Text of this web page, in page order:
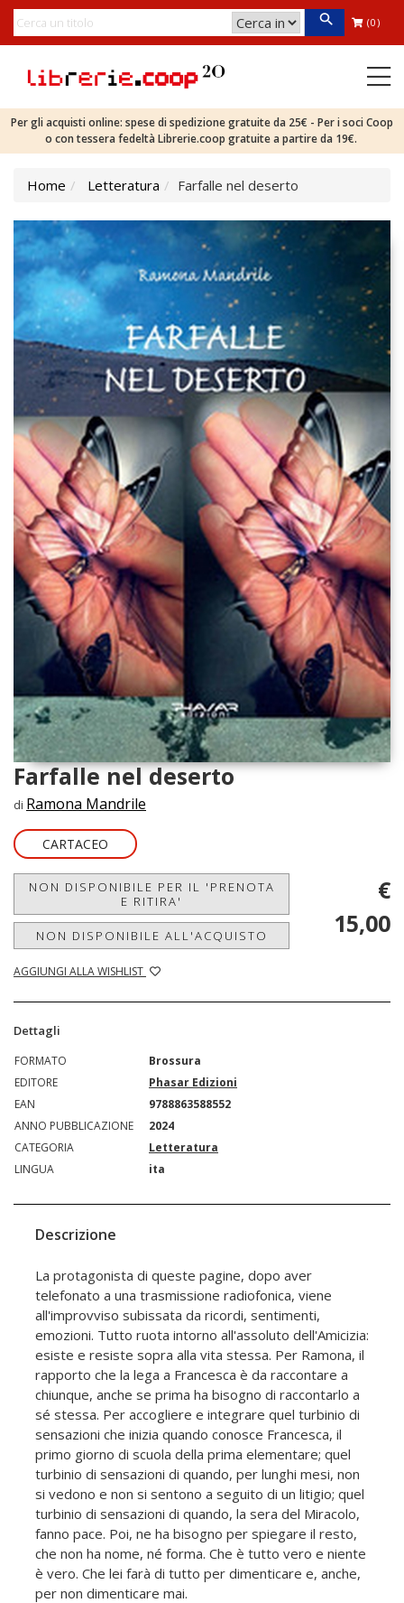
(0)
Per gli acquisti online: spese di spedizione gratuite da 25€ - Per i soci Coop
o con tessera fedeltà Librerie.coop gratuite a partire da 19€.
Home Letteratura Farfalle nel deserto
Farfalle nel deserto
di Ramona Mandrile
CARTACEO
NON DISPONIBILE PER IL 'PRENOTA
E RITIRA'
NON DISPONIBILE ALL'ACQUISTO
AGGIUNGI ALLA WISHLIST
€
15,00
Dettagli
FORMATO
Brossura
EDITORE
Phasar Edizioni
EAN
9788863588552
ANNO PUBBLICAZIONE
2024
CATEGORIA
Letteratura
LINGUA
ita
Descrizione
La protagonista di queste pagine, dopo aver
telefonato a una trasmissione radiofonica, viene
all'improvviso subissata da ricordi, sentimenti,
emozioni. Tutto ruota intorno all'assoluto dell'Amicizia:
esiste e resiste sopra alla vita stessa. Per Ramona, il
rapporto che la lega a Francesca è da raccontare a
chiunque, anche se prima ha bisogno di raccontarlo a
sé stessa. Per accogliere e integrare quel turbinio di
sensazioni che inizia quando conosce Francesca, il
primo giorno di scuola della prima elementare; quel
turbinio di sensazioni di quando, per lunghi mesi, non
si vedono e non si sentono a seguito di un litigio; quel
turbinio di sensazioni di quando, la sera del Miracolo,
fanno pace. Poi, ne ha bisogno per spiegare il resto,
che non ha nome, né forma. Che è tutto vero e niente
è vero. Che lei farà di tutto per dimenticare e, anche,
per non dimenticare mai.